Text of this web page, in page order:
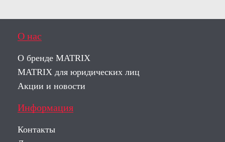
О нас
О бренде MATRIX
MATRIX для юридических лиц
Акции и новости
Информация
Контакты